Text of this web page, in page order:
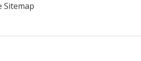
Sitemap